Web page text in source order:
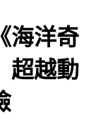
海洋奇
超越動